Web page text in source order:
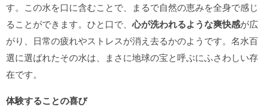
す。この水を口に含むことで、まるで自然の恵みを全身で感じ
ることができます。ひと口で、心が洗われるような爽快感が広
がり、日常の疲れやストレスが消え去るかのようです。名水百
選に選ばれたその水は、まさに地球の宝と呼ぶにふさわしい存
在です。
体験することの喜び